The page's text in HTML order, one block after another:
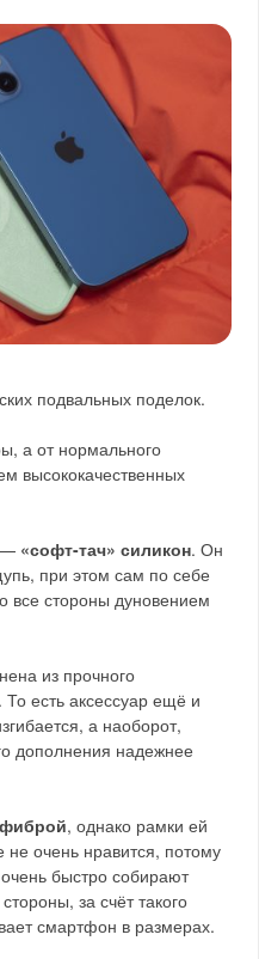
подвальных поделок.
а от нормального
высококачественных
— «софт-тач» силикон. Он
при этом сам по себе
все стороны дуновением
из прочного
есть аксессуар ещё и
а наоборот,
дополнения надежнее
, однако рамки ей
очень нравится, потому
быстро собирают
за счёт такого
смартфон в размерах.